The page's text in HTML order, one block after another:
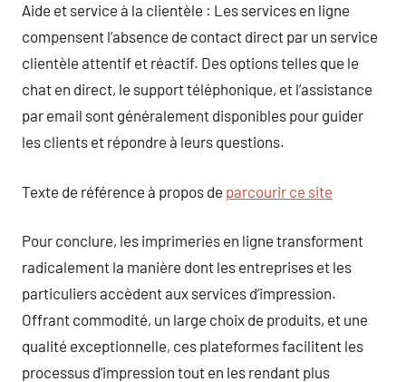
Aide et service à la clientèle : Les services en ligne
compensent l’absence de contact direct par un service
clientèle attentif et réactif. Des options telles que le
chat en direct, le support téléphonique, et l’assistance
par email sont généralement disponibles pour guider
les clients et répondre à leurs questions.
Texte de référence à propos de parcourir ce site
Pour conclure, les imprimeries en ligne transforment
radicalement la manière dont les entreprises et les
particuliers accèdent aux services d’impression.
Offrant commodité, un large choix de produits, et une
qualité exceptionnelle, ces plateformes facilitent les
processus d’impression tout en les rendant plus